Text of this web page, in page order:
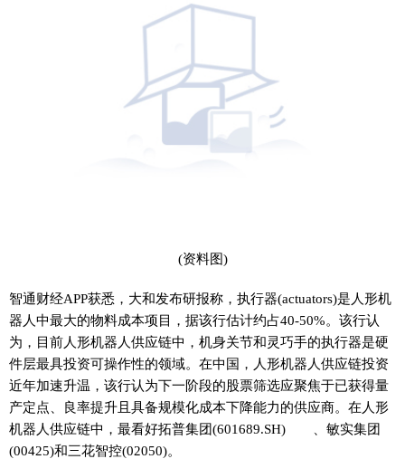
(资料图)
智通财经APP获悉，大和发布研报称，执行器(actuators)是人形机
器人中最大的物料成本项目，据该行估计约占40-50%。该行认
为，目前人形机器人供应链中，机身关节和灵巧手的执行器是硬
件层最具投资可操作性的领域。在中国，人形机器人供应链投资
近年加速升温，该行认为下一阶段的股票筛选应聚焦于已获得量
产定点、良率提升且具备规模化成本下降能力的供应商。在人形
机器人供应链中，最看好拓普集团(601689.SH) 、敏实集团
(00425)和三花智控(02050)。